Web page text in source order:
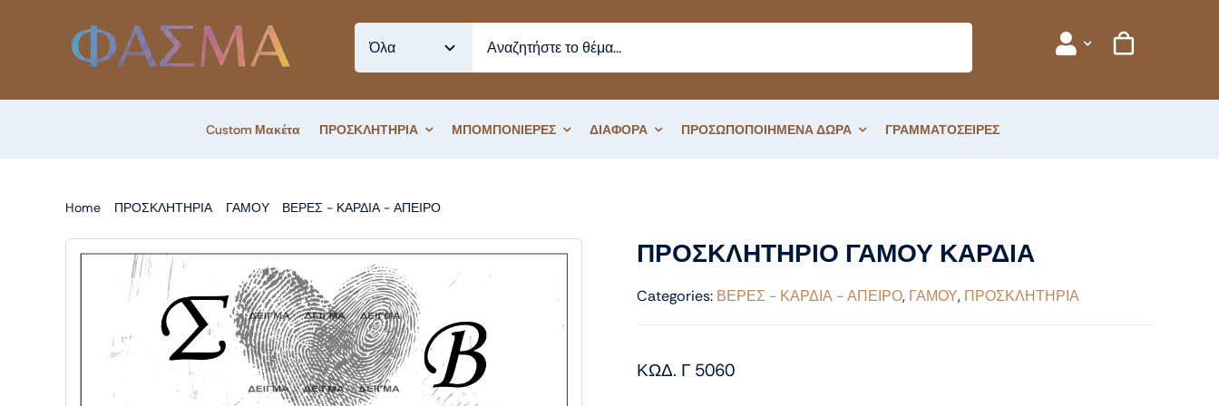
Custom Μακέτα ΠΡΟΣΚΛΗΤΗΡΙΑ ΜΠΟΜΠΟΝΙΕΡΕΣ ΔΙΑΦΟΡΑ ΠΡΟΣΩΠΟΠΟΙΗΜΕΝΑ ΔΩΡΑ ΓΡΑΜΜΑΤΟΣΕΙΡΕΣ
Home ΠΡΟΣΚΛΗΤΗΡΙΑ ΓΑΜΟΥ ΒΕΡΕΣ - ΚΑΡΔΙΑ - ΑΠΕΙΡΟ
ΠΡΟΣΚΛΗΤΗΡΙΟ ΓΑΜΟΥ ΚΑΡΔΙΑ
Categories: ΒΕΡΕΣ - ΚΑΡΔΙΑ - ΑΠΕΙΡΟ, ΓΑΜΟΥ, ΠΡΟΣΚΛΗΤΗΡΙΑ
ΚΩΔ. Γ 5060